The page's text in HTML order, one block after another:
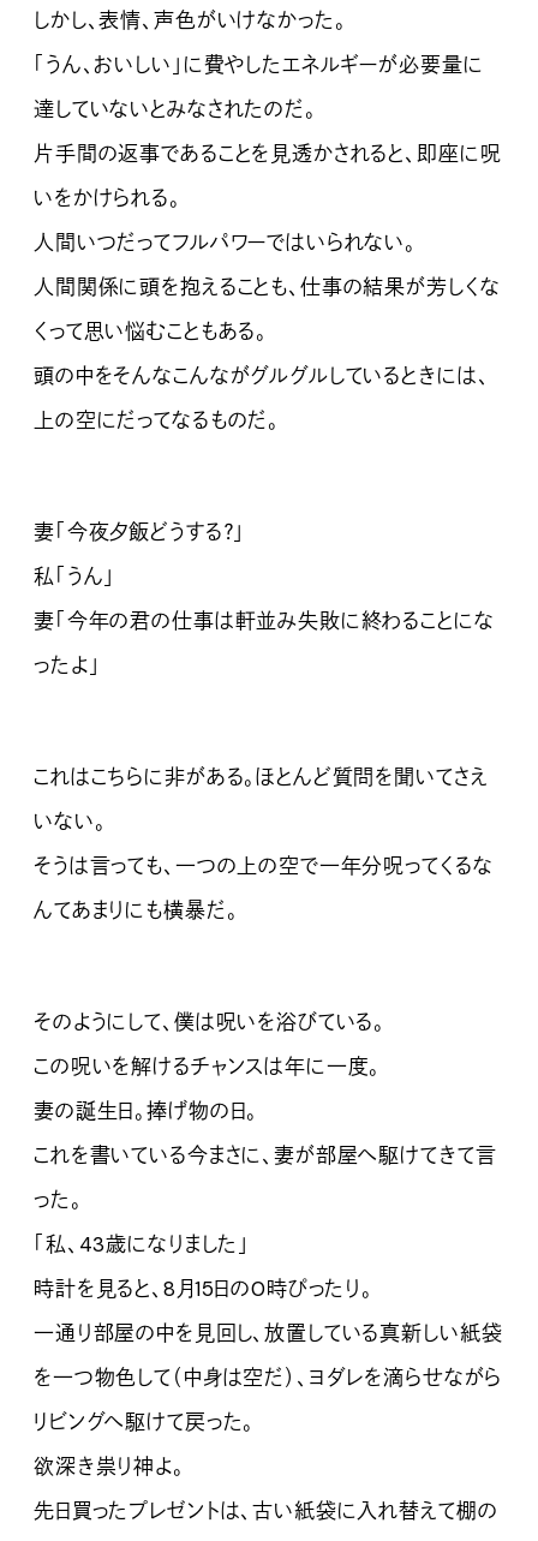
しかし、表情、声色がいけなかった。
「うん、おいしい」に費やしたエネルギーが必要量に
達していないとみなされたのだ。
片手間の返事であることを見透かされると、即座に呪
いをかけられる。
人間いつだってフルパワーではいられない。
人間関係に頭を抱えることも、仕事の結果が芳しくな
くって思い悩むこともある。
頭の中をそんなこんながグルグルしているときには、
上の空にだってなるものだ。
妻「今夜夕飯どうする？」
私「うん」
妻「今年の君の仕事は軒並み失敗に終わることにな
ったよ」
これはこちらに非がある。ほとんど質問を聞いてさえ
いない。
そうは言っても、一つの上の空で一年分呪ってくるな
んてあまりにも横暴だ。
そのようにして、僕は呪いを浴びている。
この呪いを解けるチャンスは年に一度。
妻の誕生日。捧げ物の日。
これを書いている今まさに、妻が部屋へ駆けてきて言
った。
「私、43歳になりました」
時計を見ると、8月15日の0時ぴったり。
一通り部屋の中を見回し、放置している真新しい紙袋
を一つ物色して（中身は空だ）、ヨダレを滴らせながら
リビングへ駆けて戻った。
欲深き祟り神よ。
先日買ったプレゼントは、古い紙袋に入れ替えて棚の